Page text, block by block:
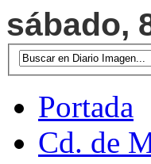
sábado,
Portada
Cd. de